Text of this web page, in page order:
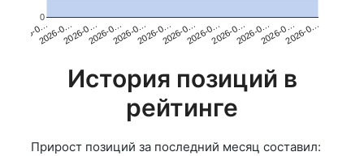
2026-0…2026-0…2026-0…2026-0…2026-0…2026-0…2026-0…2026-0…2026-0…2026-0…2026-0…2026-0…
0
История позиций в
рейтинге
Прирост позиций за последний месяц составил: